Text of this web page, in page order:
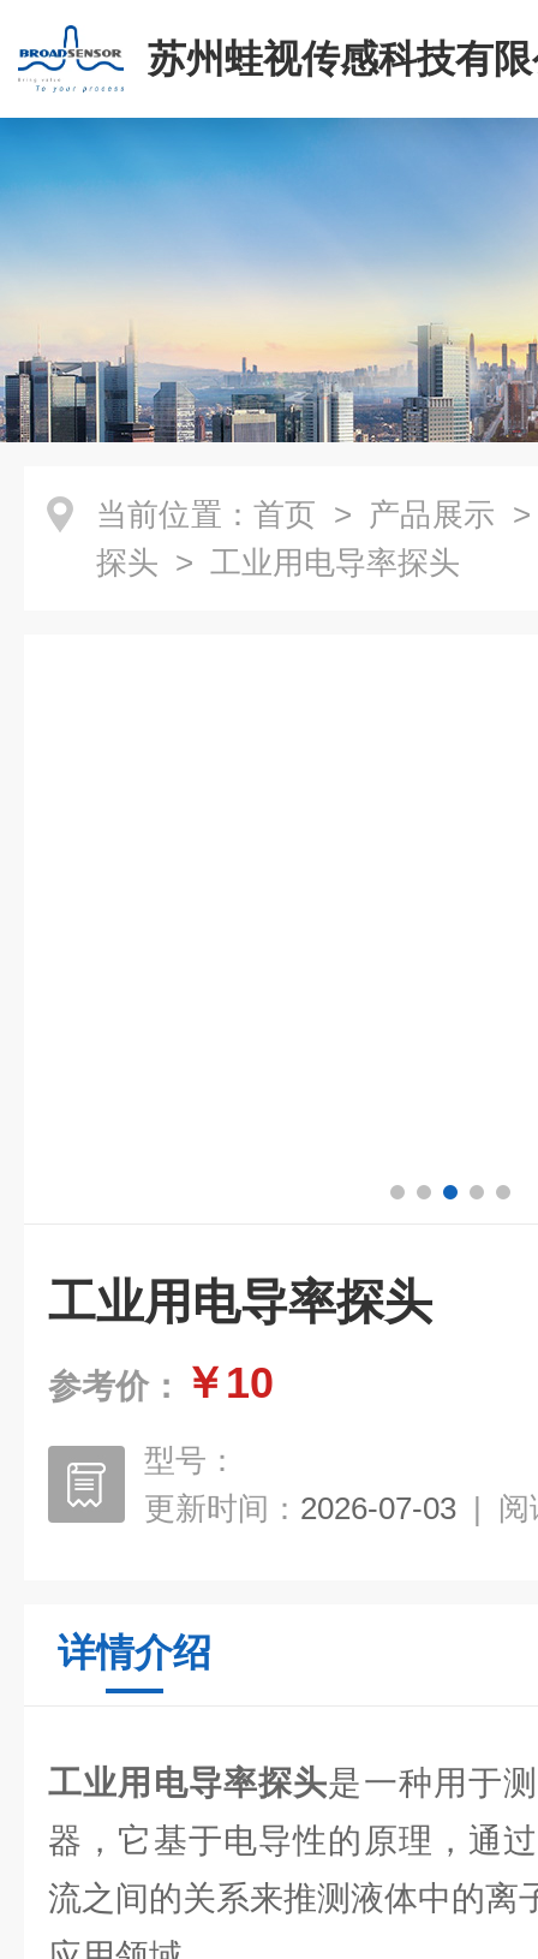
苏州蛙视传感科技有
当前位置： 首页 > 产品展示
探头 > 工业用电导率探头
工业用电导率探头
参考价： ￥10
型号：
更新时间： 2026-07-03 | 阅
详情介绍
工业用电导率探头是一种用于
器，它基于电导性的原理，通
流之间的关系来推测液体中的离